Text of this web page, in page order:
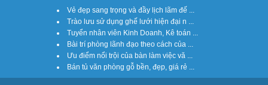
Vẻ đẹp sang trọng và đầy lịch lãm đế ...
Trào lưu sử dụng ghế lưới hiện đại n ...
Tuyển nhân viên Kinh Doanh, Kê toán ...
Bài trí phòng lãnh đạo theo cách của ...
Ưu điểm nổi trội của bàn làm việc vă ...
Bán tủ văn phòng gỗ bền, đẹp, giá rẻ ...